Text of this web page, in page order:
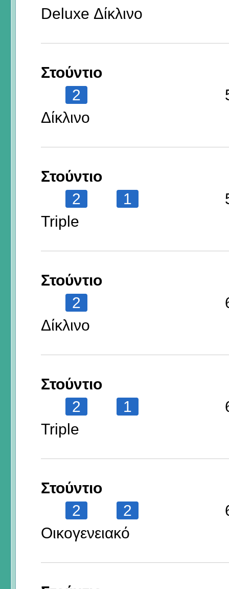
Deluxe Δίκλινο
Στούντιο
2
Δίκλινο
Στούντιο
2
1
Triple
Στούντιο
2
Δίκλινο
Στούντιο
2
1
Triple
Στούντιο
2
2
Οικογενειακό